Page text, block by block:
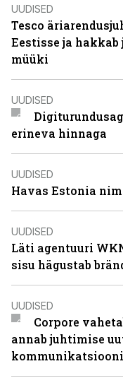
UUDISED
Tesco
Eestisse ja
müüki
UUDISED
erineva hinnaga
UUDISED
Havas Estonia
UUDISED
Läti agentuuri
sisu hägustab
UUDISED
Corpore
annab juhtimise